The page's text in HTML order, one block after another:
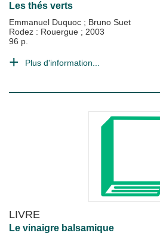
Les thés verts
Emmanuel Duquoc ; Bruno Suet
Rodez : Rouergue ; 2003
96 p.
Plus d'information...
LIVRE
Le vinaigre balsamique